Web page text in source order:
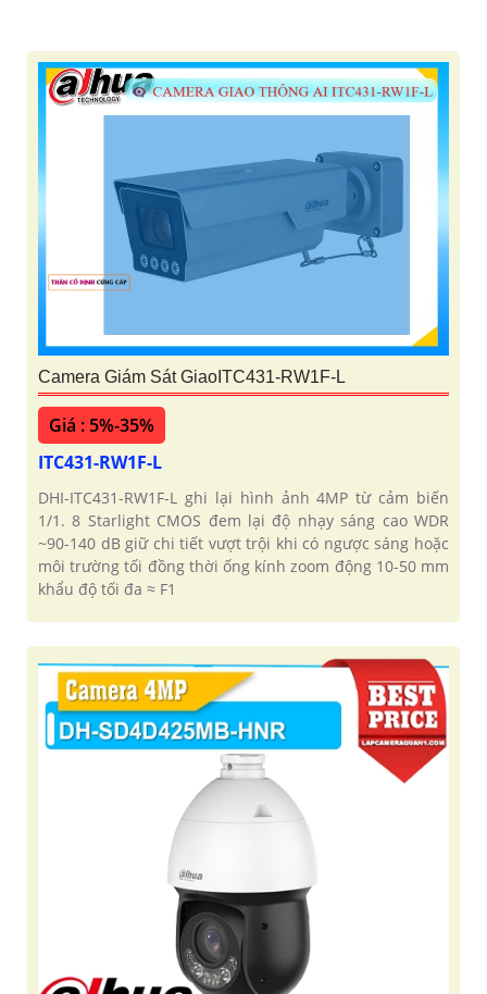
Camera Giám Sát GiaoITC431-RW1F-L
Giá : 5%-35%
ITC431-RW1F-L
DHI-ITC431-RW1F-L ghi lại hình ảnh 4MP từ cảm biến
1/1. 8 Starlight CMOS đem lại độ nhạy sáng cao WDR
~90-140 dB giữ chi tiết vượt trội khi có ngược sáng hoặc
môi trường tối đồng thời ống kính zoom động 10-50 mm
khẩu độ tối đa ≈ F1